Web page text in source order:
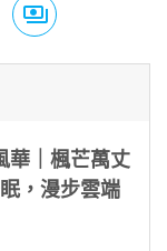
payments
價格模式
華｜楓芒萬丈
，漫步雲端